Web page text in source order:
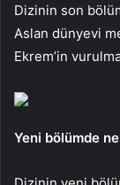
Dizinin son
Aslan dünyevi
Ekrem’in
Yeni bölümde